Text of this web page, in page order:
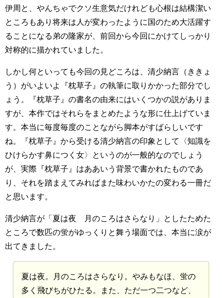
伊周と、やんちゃでクソ生意気だけれども心根は結構潔い
ところもあり将来は人が変わったように国のため大活躍す
ることになる弟の隆家が、前回から今回にかけてしっかり
対称的に描かれていました。
しかし何といっても今回の見どころは、清少納言（ききょ
う）がいよいよ『枕草子』の執筆に取りかかった部分でし
ょう。『枕草子』の書名の由来にはいくつかの説がありま
すが、本作ではそれらをまとめたような形に仕上げていま
す。本当に毎度毎度のことながら脚本がすばらしいです
ね。『枕草子』から受ける清少納言の印象として〈知識を
ひけらかす鼻につく女〉というのが一般的なのでしょう
が、実際『枕草子』はああいう背景で書かれたものであ
り、それを踏まえてみればまた味わいかたの変わる一冊だ
と思います。
清少納言が「夏は夜 月のころはさらなり」としたためた
ところで数匹の蛍がゆっくりと舞う場面では、本当に涙が
出てきました。
夏は夜。月のころはさらなり。やみもなほ、蛍の
多く飛びちがひたる。また、ただ一つ二つなど、